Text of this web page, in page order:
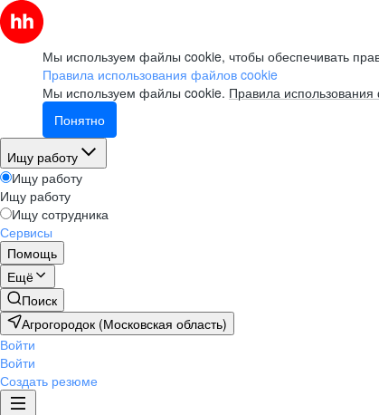
Мы используем файлы cookie, чтобы обеспечивать
Правила использования файлов cookie
Мы используем файлы cookie. Правила
Понятно
Ищу работу
Ищу работу
Ищу работу
Ищу сотрудника
Сервисы
Помощь
Ещё
Поиск
Агрогородок (Московская область)
Войти
Войти
Создать резюме